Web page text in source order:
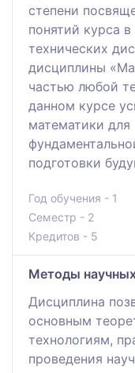
степени
понятий курса
технических
дисциплины
частью любой
данном курсе
математики
подготовки
Год обучения - 1
Семестр - 2
Кредитов - 5
Методы
Дисциплина
основным
технологиям,
проведения